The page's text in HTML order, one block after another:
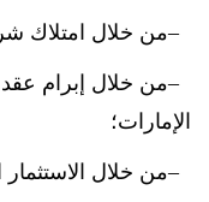
من خلال امتلاك
من خلال إبرام
الإمارات؛
من خلال